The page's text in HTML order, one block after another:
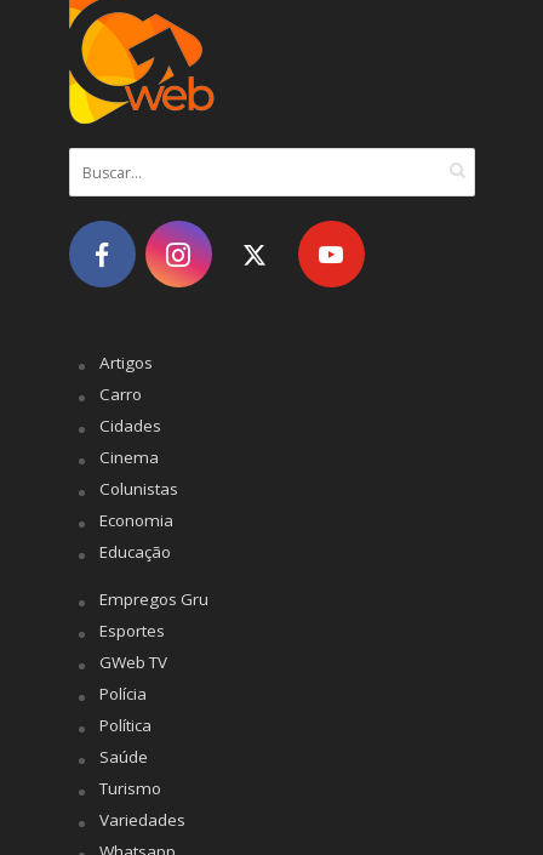
Artigos
Carro
Cidades
Cinema
Colunistas
Economia
Educação
Empregos Gru
Esportes
GWeb TV
Polícia
Política
Saúde
Turismo
Variedades